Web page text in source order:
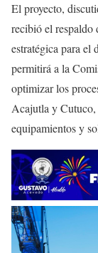
El proyecto,
recibió el respaldo
estratégica para el
permitirá a la
optimizar los
Acajutla y Cutuco,
equipamientos y